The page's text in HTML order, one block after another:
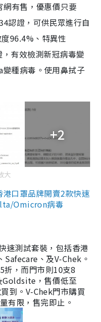
有售，優惠價只要
認證，可供民眾進行自
96.4%、特異性
有效檢測新冠病毒變
種病毒。使用鼻拭子
+2
大
口罩品牌開賣2款快速
Omicron病毒
速測試套裝，包括香港
、及V-Chek。
折，而門市則10支8
Goldsite，售價低至
到。V-Chek門市購買
有限，售完即止。